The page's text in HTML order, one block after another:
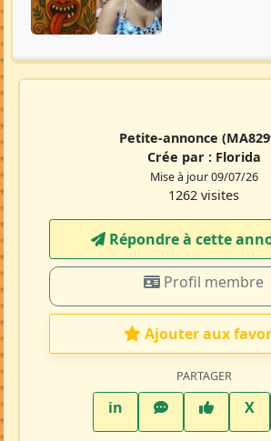
Petite-annonce
Crée par : Florida
Mise à jour 09/07/26
1262 visites
Répondre à cette
Profil membre
Ajouter aux
PARTAGER
inLinkedInWhatsAppFacebook
X